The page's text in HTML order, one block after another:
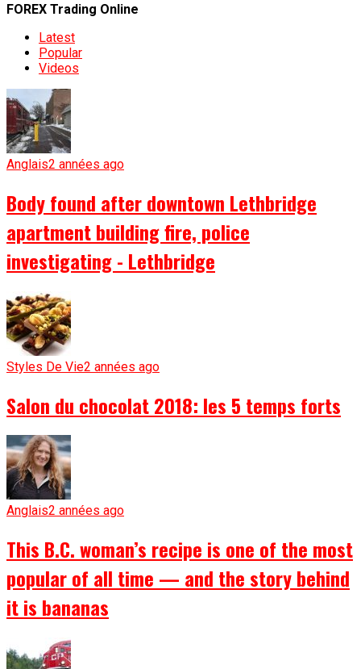
FOREX Trading Online
Latest
Popular
Videos
Anglais2 années ago
Body found after downtown Lethbridge
apartment building fire, police
investigating - Lethbridge
Styles De Vie2 années ago
Salon du chocolat 2018: les 5 temps forts
Anglais2 années ago
This B.C. woman’s recipe is one of the most
popular of all time — and the story behind
it is bananas